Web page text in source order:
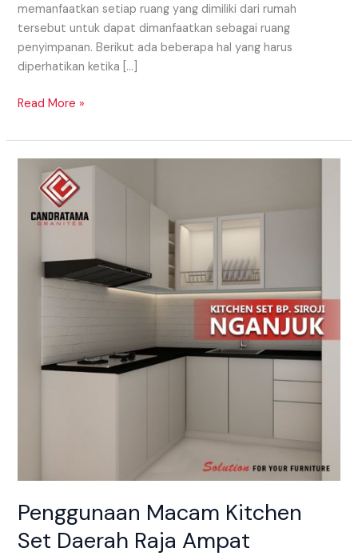
memanfaatkan setiap ruang yang dimiliki dari rumah
tersebut untuk dapat dimanfaatkan sebagai ruang
penyimpanan. Berikut ada beberapa hal yang harus
diperhatikan ketika […]
Read More »
Penggunaan Macam Kitchen
Set Daerah Raja Ampat
Penggunaan
Macam
Kitchen
Set
Ampat